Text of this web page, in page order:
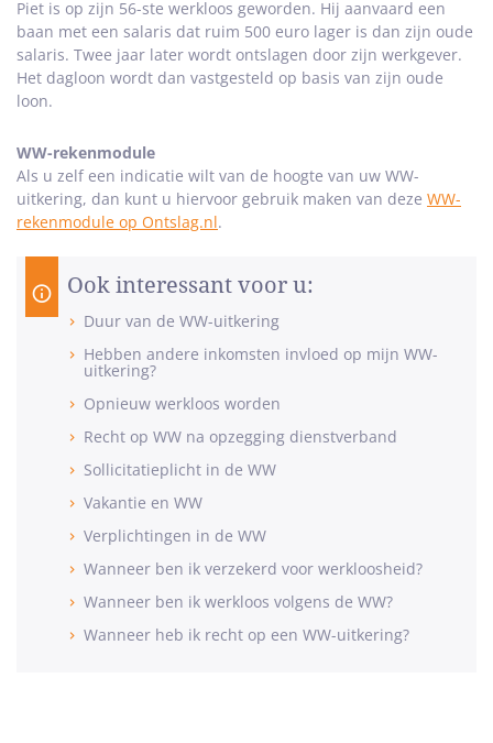
Piet is op zijn 56-ste werkloos geworden. Hij aanvaard een
baan met een salaris dat ruim 500 euro lager is dan zijn oude
salaris. Twee jaar later wordt ontslagen door zijn werkgever.
Het dagloon wordt dan vastgesteld op basis van zijn oude
loon.
WW-rekenmodule
Als u zelf een indicatie wilt van de hoogte van uw WW-
uitkering, dan kunt u hiervoor gebruik maken van deze WW-
rekenmodule op Ontslag.nl.
Ook interessant voor u:
Duur van de WW-uitkering
Hebben andere inkomsten invloed op mijn WW-
uitkering?
Opnieuw werkloos worden
Recht op WW na opzegging dienstverband
Sollicitatieplicht in de WW
Vakantie en WW
Verplichtingen in de WW
Wanneer ben ik verzekerd voor werkloosheid?
Wanneer ben ik werkloos volgens de WW?
Wanneer heb ik recht op een WW-uitkering?